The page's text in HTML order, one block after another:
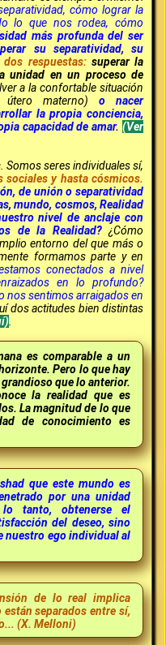
cómo lograr la
lo que nos rodea, cómo
más profunda del ser
su separatividad, su
respuestas: superar la
unidad en un proceso de
a la confortable situación
materno) o nacer
la propia conciencia,
capacidad de amar. (Ver
. Somos seres individuales sí,
sociales y hasta cósmicos.
de unión o separatividad
mundo, cosmos, Realidad
nivel de anclaje con
de la Realidad?¿Cómo
entorno del que más o
formamos parte y en
conectados a nivel
en lo profundo?
nos sentimos arraigados en
dos actitudes bien distintas
es comparable a un
Pero lo que hay
que lo anterior.
la realidad que es
La magnitud de lo que
de conocimiento es
que este mundo es
por una unidad
tanto, obtenerse el
del deseo, sino
nuestro ego individual al
de lo real implica
separados entre sí,
(X. Melloni)